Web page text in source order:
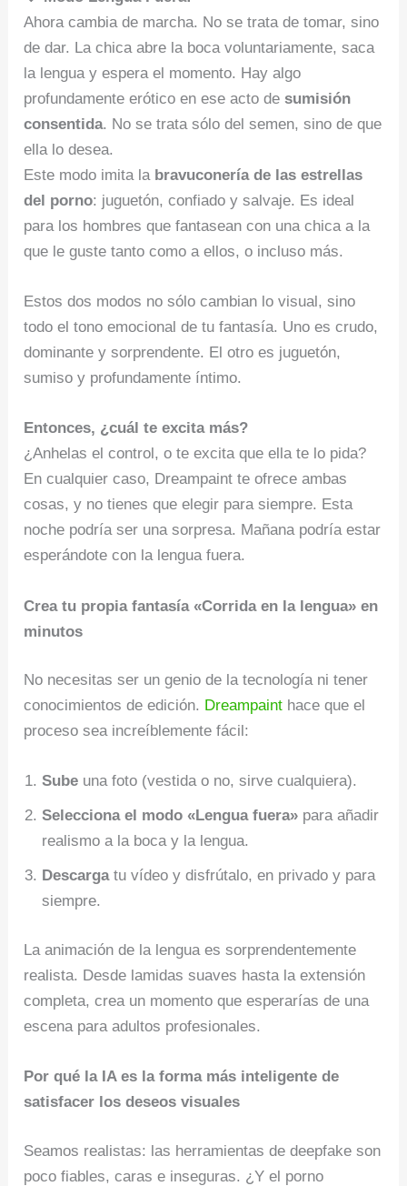
Ahora cambia de marcha. No se trata de tomar, sino
de dar. La chica abre la boca voluntariamente, saca
la lengua y espera el momento. Hay algo
profundamente erótico en ese acto desumisión
consentida. No se trata sólo del semen, sino de que
ella lo desea.
Este modo imita la bravuconería de las estrellas
del porno: juguetón, confiado y salvaje. Es ideal
para los hombres que fantasean con una chica a la
que le guste tanto como a ellos, o incluso más.
Estos dos modos no sólo cambian lo visual, sino
todo el tono emocional de tu fantasía. Uno es crudo,
dominante y sorprendente. El otro es juguetón,
sumiso y profundamente íntimo.
Entonces, ¿cuál te excita más?
¿Anhelas el control, o te excita que ella te lo pida?
En cualquier caso, Dreampaint te ofrece ambas
cosas, y no tienes que elegir para siempre. Esta
noche podría ser una sorpresa. Mañana podría estar
esperándote con la lengua fuera.
Crea tu propia fantasía «Corrida en la lengua» en
minutos
No necesitas ser un genio de la tecnología ni tener
conocimientos de edición. Dreampaint hace que el
proceso sea increíblemente fácil:
Sube una foto (vestida o no, sirve cualquiera).
Selecciona el modo «Lengua fuera» para añadir
realismo a la boca y la lengua.
Descargatu vídeo y disfrútalo, en privado y para
siempre.
La animación de la lengua es sorprendentemente
realista. Desde lamidas suaves hasta la extensión
completa, crea un momento que esperarías de una
escena para adultos profesionales.
Por qué la IA es la forma más inteligente de
satisfacer los deseos visuales
Seamos realistas: las herramientas de deepfake son
poco fiables, caras e inseguras. ¿Y el porno